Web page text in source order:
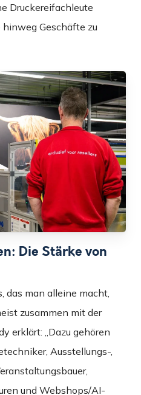
Druckereifachleute
hinweg Geschäfte zu
Die Stärke von
man alleine macht,
zusammen mit der
erklärt: „Dazu gehören
Ausstellungs-,
und Webshops/AI-